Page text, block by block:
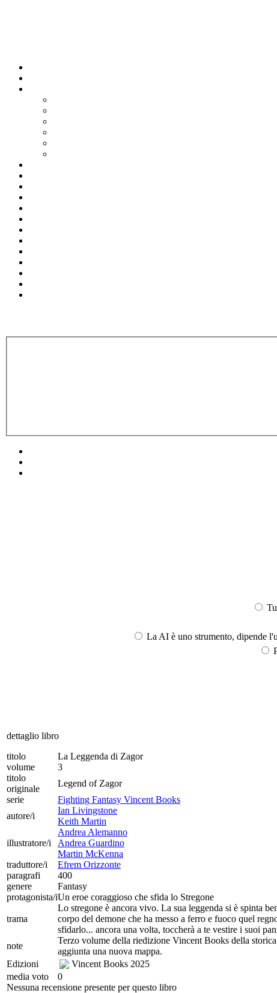
La AI è uno strumento, dipende
dettaglio libro
titolo
La Leggenda di Zagor
volume
3
titolo
originale
Legend of Zagor
serie
Fighting Fantasy Vincent Books
autore/i
Ian Livingstone
Keith Martin
illustratore/i
Andrea Alemanno
Andrea Guardino
Martin McKenna
traduttore/i
Efrem Orizzonte
paragrafi
400
genere
Fantasy
protagonista/iUn eroe coraggioso che sfida lo Stregone
trama
Lo stregone è ancora vivo. La sua leggenda si è spinta
corpo del demone che ha messo a ferro e fuoco quel
sfidarlo... ancora una volta, toccherà a te vestire i suoi
note
Terzo volume della riedizione Vincent Books della
aggiunta una nuova mappa.
Edizioni
Vincent Books 2025
media voto
0
Nessuna recensione presente per questo libro